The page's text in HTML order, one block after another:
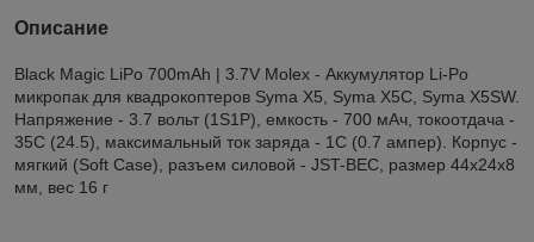
Описание
Black Magic LiPo 700mAh | 3.7V Molex - Аккумулятор Li-Po
микропак для квадрокоптеров Syma X5, Syma X5C, Syma X5SW.
Напряжение - 3.7 вольт (1S1P), емкость - 700 мАч, токоотдача -
35C (24.5), максимальный ток заряда - 1C (0.7 ампер). Корпус -
мягкий (Soft Case), разъем силовой - JST-BEC, размер 44x24x8
мм, вес 16 г